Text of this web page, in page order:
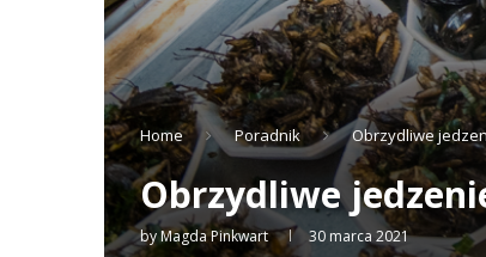
Home Poradnik Obrzydliwe
Obrzydliwe
byMagda Pinkwart 30 marca 2021